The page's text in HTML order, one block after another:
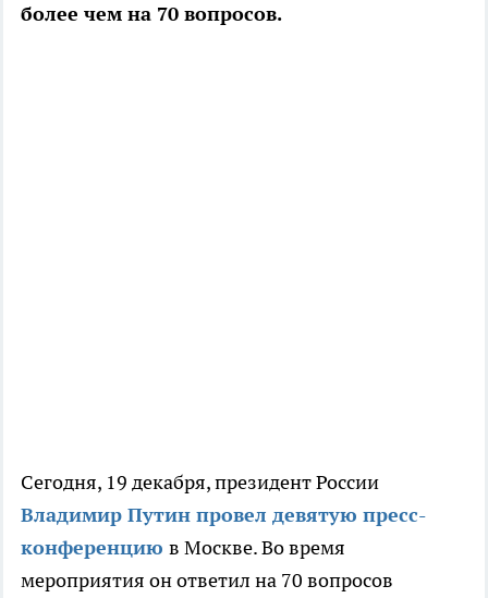
более чем на 70 вопросов.
Сегодня, 19 декабря, президент России
Владимир Путин провел девятую пресс-
конференцию в Москве. Во время
мероприятия он ответил на 70 вопросов